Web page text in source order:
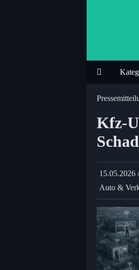
Kfz-
15.05.2026
Auto &